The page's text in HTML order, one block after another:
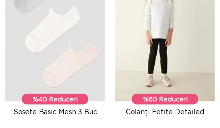
%40 Reduceri
Șosete Basic Mesh 3 Buc
%60 Reduceri
Colanți Fetițe Detailed